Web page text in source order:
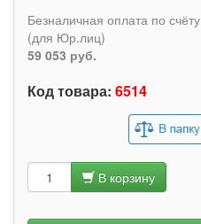
Безналичная оплата по счёту
(для Юр.лиц)
59 053 руб.
Код товара: 6514
В корзину